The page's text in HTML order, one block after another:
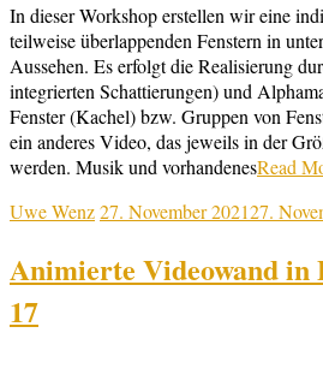
In dieser Workshop erstellen wir eine
teilweise überlappenden Fenstern in
Aussehen. Es erfolgt die Realisierung
integrierten Schattierungen) und
Fenster (Kachel) bzw. Gruppen von
ein anderes Video, das jeweils in der
werden. Musik und vorhandenesRead
Uwe Wenz27. November 202127.
Animierte Videowand in
17